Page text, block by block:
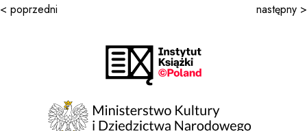
< poprzedni następny >